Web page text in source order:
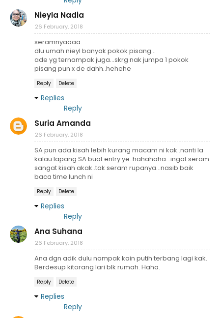
Nieyla Nadia
26 February, 2018
seramnyaaaa....
dlu umah nieyl banyak pokok pisang...
ade yg ternampak juga...skrg nak jumpa 1 pokok
pisang pun x de dahh..hehehe
Reply Delete
Replies
Reply
Suria Amanda
26 February, 2018
SA pun ada kisah lebih kurang macam ni kak..nanti la
kalau lapang SA buat entry ye..hahahaha...ingat seram
sangat kisah akak..tak seram rupanya...nasib baik
baca time lunch ni
Reply Delete
Replies
Reply
Ana Suhana
26 February, 2018
Ana dgn adik dulu nampak kain putih terbang lagi kak.
Berdesup kitorang lari blk rumah. Haha.
Reply Delete
Replies
Reply